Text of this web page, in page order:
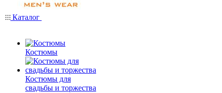
Каталог
Костюмы
Костюмы для
свадьбы и торжества